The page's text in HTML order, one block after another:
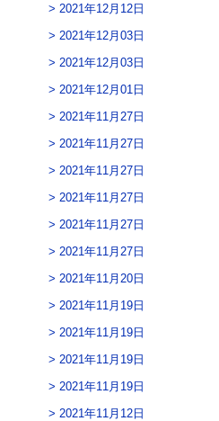
2021年12月12日
2021年12月03日
2021年12月03日
2021年12月01日
2021年11月27日
2021年11月27日
2021年11月27日
2021年11月27日
2021年11月27日
2021年11月27日
2021年11月20日
2021年11月19日
2021年11月19日
2021年11月19日
2021年11月19日
2021年11月12日